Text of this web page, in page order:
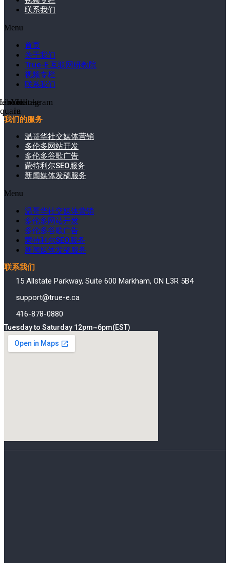
联系我们
Menu
首页
关于我们
True-E 互联网研教院
视频专栏
联系我们
in
Youtube
Instagram
我们的服务
温哥华社交媒体营销
多伦多网站开发
多伦多谷歌广告
蒙特利尔SEO服务
新闻媒体发稿服务
Menu
温哥华社交媒体营销
多伦多网站开发
多伦多谷歌广告
蒙特利尔SEO服务
新闻媒体发稿服务
联系我们
15 Allstate Parkway, Suite 600 Markham, ON L3R 5B4
support@true-e.ca
416-878-0880
Tuesday to Saturday 12pm~6pm(EST)